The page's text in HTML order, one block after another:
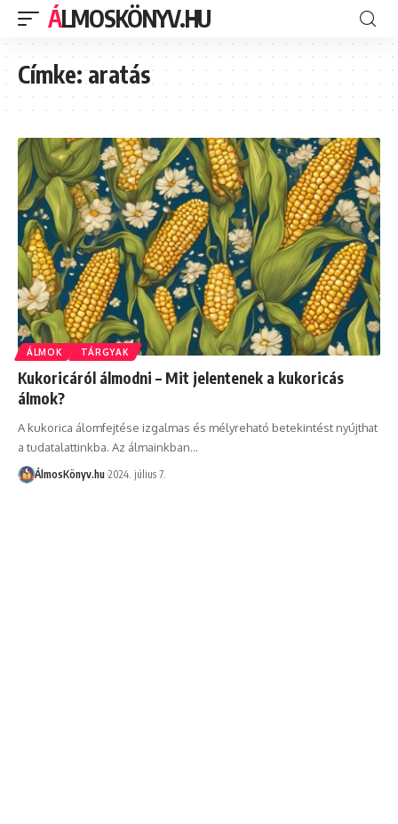
ÁLMOSKÖNYV.HU
Címke:aratás
ÁLMOK TÁRGYAK
Kukoricáról álmodni – Mit jelentenek a kukoricás
álmok?
A kukorica álomfejtése izgalmas és mélyreható betekintést nyújthat
a tudatalattinkba. Az álmainkban…
ÁlmosKönyv.hu 2024. július 7.